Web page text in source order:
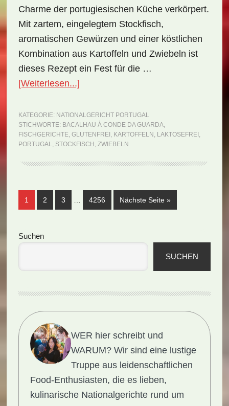
Charme der portugiesischen Küche verkörpert.
Mit zartem, eingelegtem Stockfisch,
aromatischen Gewürzen und einer köstlichen
Kombination aus Kartoffeln und Zwiebeln ist
dieses Rezept ein Fest für die …
[Weiterlesen...]ÜberNationalgericht
Bacalhau
à
Conde
KATEGORIE: NATIONALGERICHT PORTUGAL
STICHWORTE: BACALHAU À CONDE DA GUARDA,
FISCHGERICHTE, GLUTENFREI , KARTOFFELN , LAKTOSEFREI ,
PORTUGAL, STOCKFISCH , ZWIEBELN
Seite
1 Seite
2 Seite
3 Seite
4256 Nächste Seite aufrufen
»
Seitenspalte
Suchen
SUCHEN
WER hier schreibt und
WARUM? Wir sind eine lustige
Truppe aus leidenschaftlichen
Food-Enthusiasten, die es lieben,
kulinarische Nationalgerichte rund um